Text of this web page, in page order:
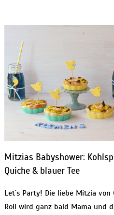
Mitzias Babyshower:
Quiche & blauer Tee
Let´s Party! Die liebe Mitzia von
Roll wird ganz bald Mama und